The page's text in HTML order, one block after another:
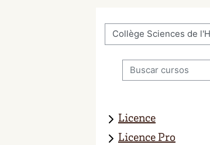
Categorías
Buscar cursos
Licence
Licence Pro